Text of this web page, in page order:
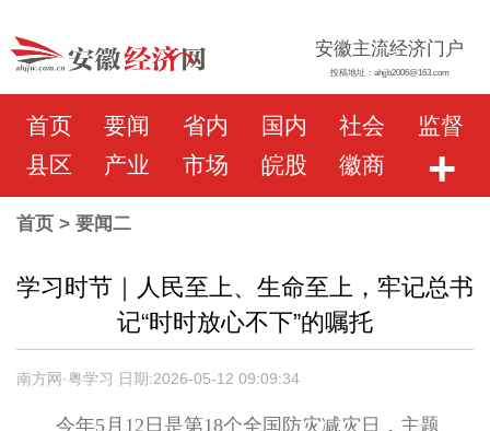
安徽主流经济门户
投稿地址：ahjjb2006@163.com
首页 要闻 省内 国内 社会
监督
县区
产业 市场 皖股 徽商 +
首页> 要闻二
学习时节｜人民至上、生命至上，牢记总书
记“时时放心不下”的嘱托
南方网·粤学习 日期:2026-05-12 09:09:34
今年5月12日是第18个全国防灾减灾日，主题